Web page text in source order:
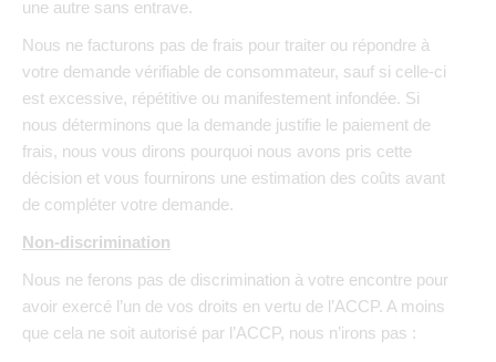
une autre sans entrave.
Nous ne facturons pas de frais pour traiter ou répondre à
votre demande vérifiable de consommateur, sauf si celle-ci
est excessive, répétitive ou manifestement infondée. Si
nous déterminons que la demande justifie le paiement de
frais, nous vous dirons pourquoi nous avons pris cette
décision et vous fournirons une estimation des coûts avant
de compléter votre demande.
Non-discrimination
Nous ne ferons pas de discrimination à votre encontre pour
avoir exercé l’un de vos droits en vertu de l’ACCP. A moins
que cela ne soit autorisé par l’ACCP, nous n’irons pas :